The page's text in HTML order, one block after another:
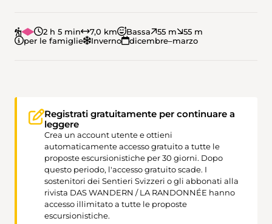
2 h 5 min 7,0 km Bassa 55 m
55 m
per le famiglie
Inverno dicembre–marzo
Registrati gratuitamente per continuare a
leggere
Crea un account utente e ottieni
automaticamente accesso gratuito a tutte le
proposte escursionistiche per 30 giorni. Dopo
questo periodo, l'accesso gratuito scade. I
sostenitori dei Sentieri Svizzeri o gli abbonati alla
rivista DAS WANDERN / LA RANDONNÉE hanno
accesso illimitato a tutte le proposte
escursionistiche.